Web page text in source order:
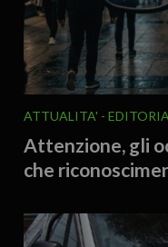
ATTUALITA'
Attenzione, gli
che